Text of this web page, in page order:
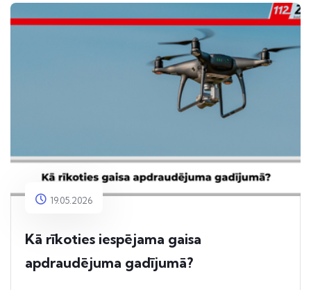
19.05.2026
Kā rīkoties iespējama gaisa
apdraudējuma gadījumā?